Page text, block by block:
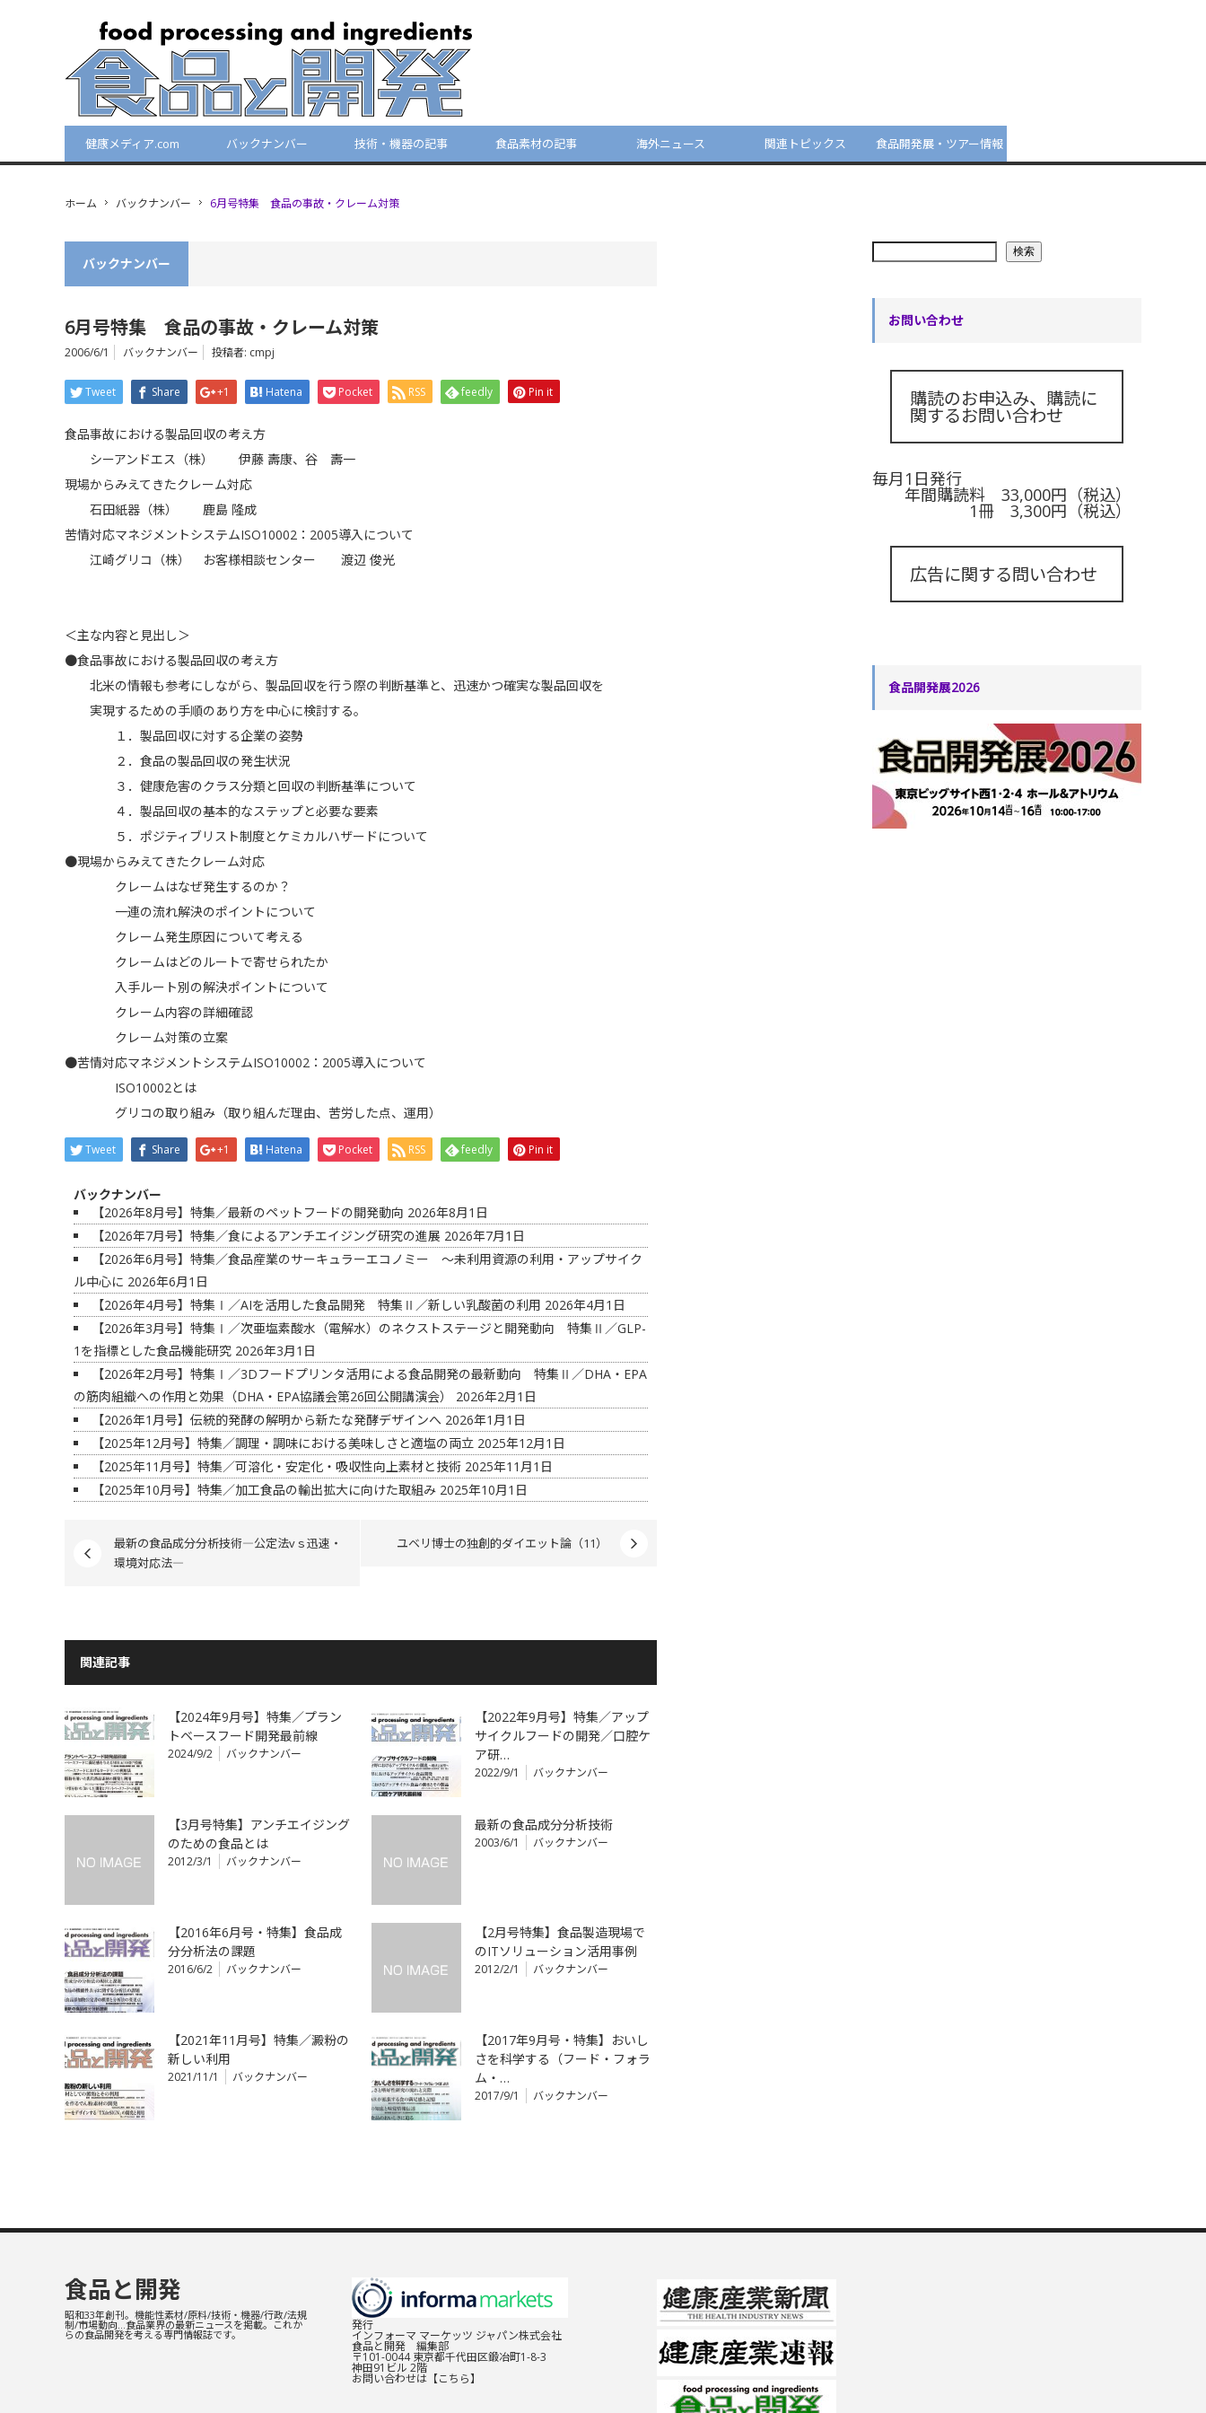
健康メディア.com バックナンバー 技術・機器の記事 食品素材の記事 海外ニュース 関連トピックス 食品開発展・ツアー情報
ホーム バックナンバー 6月号特集 食品の事故・クレーム対策
バックナンバー
6月号特集 食品の事故・クレーム対策
2006/6/1 バックナンバー 投稿者: cmpj
Tweet Share +1 Hatena Pocket RSS feedly Pin it
食品事故における製品回収の考え方
シーアンドエス（株） 伊藤 壽康、谷 壽一
現場からみえてきたクレーム対応
石田紙器（株） 鹿島 隆成
苦情対応マネジメントシステムISO10002：2005導入について
江崎グリコ（株） お客様相談センター 渡辺 俊光
＜主な内容と見出し＞
●食品事故における製品回収の考え方
北米の情報も参考にしながら、製品回収を行う際の判断基準と、迅速かつ確実な製品回収を
実現するための手順のあり方を中心に検討する。
１．製品回収に対する企業の姿勢
２．食品の製品回収の発生状況
３．健康危害のクラス分類と回収の判断基準について
４．製品回収の基本的なステップと必要な要素
５．ポジティブリスト制度とケミカルハザードについて
●現場からみえてきたクレーム対応
クレームはなぜ発生するのか？
一連の流れ解決のポイントについて
クレーム発生原因について考える
クレームはどのルートで寄せられたか
入手ルート別の解決ポイントについて
クレーム内容の詳細確認
クレーム対策の立案
●苦情対応マネジメントシステムISO10002：2005導入について
ISO10002とは
グリコの取り組み（取り組んだ理由、苦労した点、運用）
Tweet Share +1 Hatena Pocket RSS feedly Pin it
バックナンバー
【2026年8月号】特集／最新のペットフードの開発動向 2026年8月1日
【2026年7月号】特集／食によるアンチエイジング研究の進展 2026年7月1日
【2026年6月号】特集／食品産業のサーキュラーエコノミー ～未利用資源の利用・アップサイク
ル中心に 2026年6月1日
【2026年4月号】特集Ⅰ／AIを活用した食品開発 特集Ⅱ／新しい乳酸菌の利用 2026年4月1日
【2026年3月号】特集Ⅰ／次亜塩素酸水（電解水）のネクストステージと開発動向 特集Ⅱ／GLP-
1を指標とした食品機能研究 2026年3月1日
【2026年2月号】特集Ⅰ／3Dフードプリンタ活用による食品開発の最新動向 特集Ⅱ／DHA・EPA
の筋肉組織への作用と効果（DHA・EPA協議会第26回公開講演会）
2026年2月1日
【2026年1月号】伝統的発酵の解明から新たな発酵デザインへ 2026年1月1日
【2025年12月号】特集／調理・調味における美味しさと適塩の両立 2025年12月1日
【2025年11月号】特集／可溶化・安定化・吸収性向上素材と技術 2025年11月1日
【2025年10月号】特集／加工食品の輸出拡大に向けた取組み 2025年10月1日
最新の食品成分分析技術―公定法vｓ迅速・
環境対応法―
ユベリ博士の独創的ダイエット論（11）
関連記事
【2024年9月号】特集／プラン
トベースフード開発最前線
2024/9/2 バックナンバー
【2022年9月号】特集／アップ
サイクルフードの開発／口腔ケ
ア研…
2022/9/1 バックナンバー
【3月号特集】アンチエイジング
のための食品とは
2012/3/1 バックナンバー
最新の食品成分分析技術
2003/6/1 バックナンバー
【2016年6月号・特集】食品成
分分析法の課題
2016/6/2 バックナンバー
【2月号特集】食品製造現場で
のITソリューション活用事例
2012/2/1 バックナンバー
【2021年11月号】特集／澱粉の
新しい利用
2021/11/1 バックナンバー
【2017年9月号・特集】おいし
さを科学する（フード・フォラ
ム・…
2017/9/1 バックナンバー
検索
お問い合わせ
購読のお申込み、購読に
関するお問い合わせ
毎月1日発行
年間購読料 33,000円（税込）
1冊 3,300円（税込）
広告に関する問い合わせ
食品開発展2026
発行
インフォーマ マーケッツ ジャパン株式会社
食品と開発 編集部
〒101-0044 東京都千代田区鍛冶町1-8-3
神田91ビル 2階
お問い合わせは 【こちら】
食品と開発
昭和33年創刊。機能性素材/原料/技術・機器/行政/法規
制/市場動向…食品業界の最新ニュースを掲載。これか
らの食品開発を考える専門情報誌です。